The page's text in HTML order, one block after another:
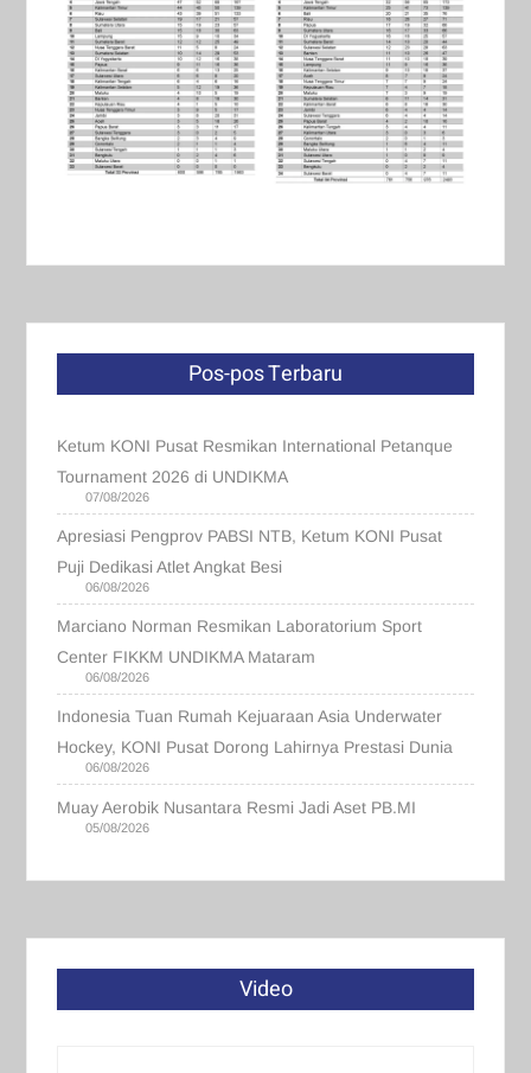
Pos-pos Terbaru
Ketum KONI Pusat Resmikan International Petanque
Tournament 2026 di UNDIKMA
07/08/2026
Apresiasi Pengprov PABSI NTB, Ketum KONI Pusat
Puji Dedikasi Atlet Angkat Besi
06/08/2026
Marciano Norman Resmikan Laboratorium Sport
Center FIKKM UNDIKMA Mataram
06/08/2026
Indonesia Tuan Rumah Kejuaraan Asia Underwater
Hockey, KONI Pusat Dorong Lahirnya Prestasi Dunia
06/08/2026
Muay Aerobik Nusantara Resmi Jadi Aset PB.MI
05/08/2026
Video